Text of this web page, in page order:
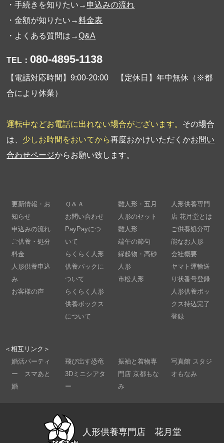
・手続きを知りたい→ 申込みの流れ
・金額が知りたい→料金表
・よくある質問は→Q&A
TEL： 080-4895-1138
【電話対応時間】9:00-20:00 【定休日】年中無休（※都
合により休業）
運転中などお電話に出れない場合がございます。 その場合
は、 少しお時間をおいてから再度おかけいただくかお問い
合わせページからお願い致します。
更新情報・お
知らせ
申込みの流れ
ご供養・処分
料金
人形供養申込
み
お客様の声
Ｑ＆Ａ
お問い合わせ
PayPayにつ
いて
らくらく人形
供養パックに
ついて
らくらく人形
供養ボックス
について
雛人形・五月
人形のセット
雛人形
端午の節句
縁起物・高砂
人形
市松人形
人形供養専門
店 花月堂とは
ご供養処分可
能なお人形
会社概要
ヤマト運輸送
り状番号登録
人形供養ボッ
クス持込完了
登録
＜相互リンク＞
婚活パーティ
ー スマあと
婚
飛び出す恐竜
3Dミニシアタ
ー
振袖と着物専
門店 京都もな
み
写真館 スタジ
オもなみ
人形供養専門店 花月堂